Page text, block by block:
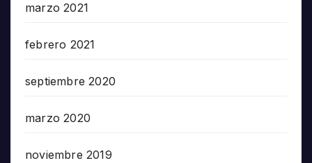
marzo 2021
febrero 2021
septiembre 2020
marzo 2020
noviembre 2019